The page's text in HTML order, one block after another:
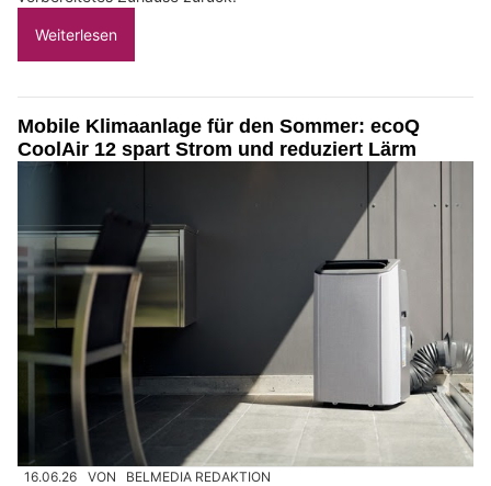
Weiterlesen
Mobile Klimaanlage für den Sommer: ecoQ
CoolAir 12 spart Strom und reduziert Lärm
16.06.26 VON BELMEDIA REDAKTION